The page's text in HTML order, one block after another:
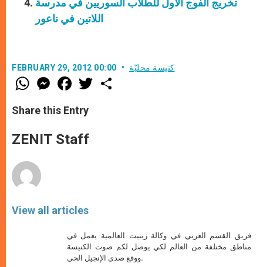
اللاتين في ناعور
FEBRUARY 29, 2012 00:00 كنيسة محليّة
W
h
t
s
p
p
M
e
s
e
g
e
F
a
e
b
o
k
w
Share this Entry
ZENIT Staff
View all articles
فريق القسم العربي في وكالة زينيت العالمية يعمل في
مناطق مختلفة من العالم لكي يوصل لكم صوت الكنيسة
ووقع صدى الإنجيل الحي.